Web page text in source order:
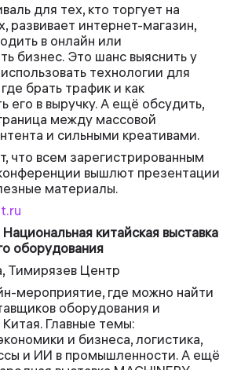
для тех, кто торгует на
развивает интернет-магазин,
в онлайн или
бизнес. Это шанс выяснить у
технологии для
брать трафик и как
его в выручку. А ещё обсудить,
между массовой
и сильными креативами.
что всем зарегистрированным
вышлют презентации
материалы.
Национальная китайская выставка
оборудования
Тимирязев Центр
мероприятие, где можно найти
оборудования и
Главные темы:
и бизнеса, логистика,
и ИИ в промышленности. А ещё